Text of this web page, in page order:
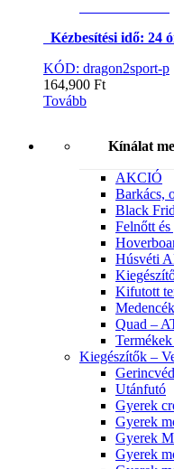
Kézbesítési idő: 24
KÓD: dragon2sport-p
164,900 Ft
Tovább
Kínálat
AKCIÓ
Barkács,
Black
Felnőtt
Húsvéti
Kifutott
Quad –
Termékek
Kiegészítők –
Utánfutó
Gyerek
Gyerek
Gyerek
Gyerek